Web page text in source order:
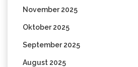
November 2025
Oktober 2025
September 2025
August 2025